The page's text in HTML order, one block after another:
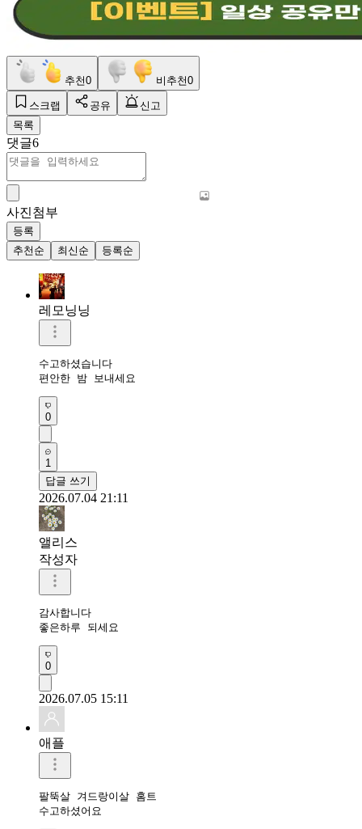
추천0 비추천0
스크랩 공유
신고
목록
댓글6
사진첨부
등록
추천순
최신순 등록순
레모닝닝
수고하셨습니다
편안한 밤 보내세요
0
1
답글 쓰기
2026.07.04 21:11
앨리스
작성자
감사합니다
좋은하루 되세요
0
2026.07.05 15:11
애플
팔뚝살 겨드랑이살 홈트
수고하셨어요